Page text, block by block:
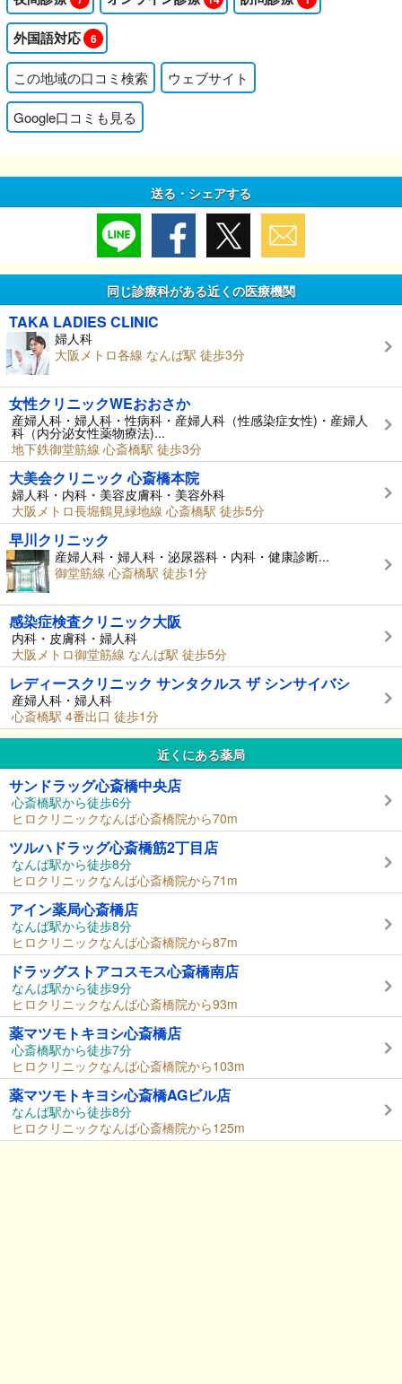
外国語対応 6
この地域の口コミ検索 ウェブサイト
Google口コミも見る
送る・シェアする
同じ診療科がある近くの医療機関
TAKA LADIES CLINIC
婦人科
大阪メトロ各線 なんば駅 徒歩3分
女性クリニックWEおおさか
産婦人科・婦人科・性病科・産婦人科（性感染症女性)・産婦人
科（内分泌女性薬物療法)...
地下鉄御堂筋線 心斎橋駅 徒歩3分
大美会クリニック 心斎橋本院
婦人科・内科・美容皮膚科・美容外科
大阪メトロ長堀鶴見緑地線 心斎橋駅 徒歩5分
早川クリニック
産婦人科・婦人科・泌尿器科・内科・健康診断...
御堂筋線 心斎橋駅 徒歩1分
感染症検査クリニック大阪
内科・皮膚科・婦人科
大阪メトロ御堂筋線 なんば駅 徒歩5分
レディースクリニック サンタクルス ザ シンサイバシ
産婦人科・婦人科
心斎橋駅 4番出口 徒歩1分
近くにある薬局
サンドラッグ心斎橋中央店
心斎橋駅から徒歩6分
ヒロクリニックなんば心斎橋院から70m
ツルハドラッグ心斎橋筋2丁目店
なんば駅から徒歩8分
ヒロクリニックなんば心斎橋院から71m
アイン薬局心斎橋店
なんば駅から徒歩8分
ヒロクリニックなんば心斎橋院から87m
ドラッグストアコスモス心斎橋南店
なんば駅から徒歩9分
ヒロクリニックなんば心斎橋院から93m
薬マツモトキヨシ心斎橋店
心斎橋駅から徒歩7分
ヒロクリニックなんば心斎橋院から103m
薬マツモトキヨシ心斎橋AGビル店
なんば駅から徒歩8分
ヒロクリニックなんば心斎橋院から125m